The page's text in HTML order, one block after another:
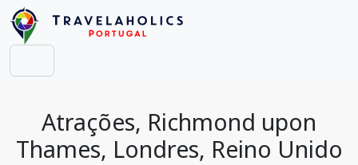
Atrações, Richmond upon
Thames, Londres, Reino Unido